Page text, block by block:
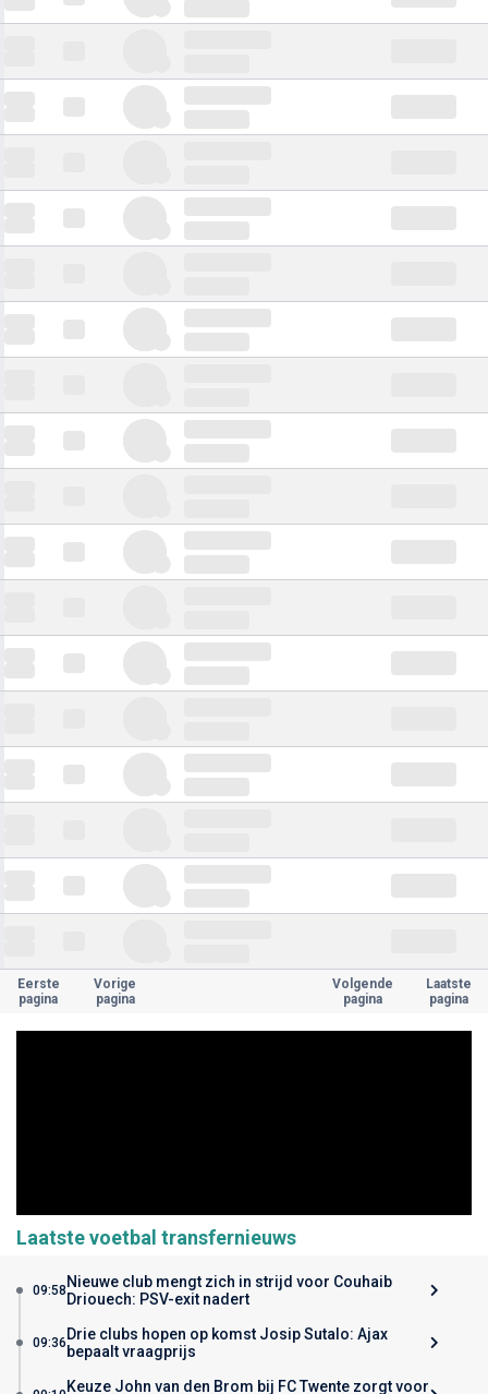
Eerste
pagina
Vorige
pagina
Volgende
pagina
Laatste
pagina
Laatste voetbal transfernieuws
09:58 Nieuwe club mengt zich in strijd voor Couhaib
Driouech: PSV-exit nadert
09:36 Drie clubs hopen op komst Josip Sutalo: Ajax
bepaalt vraagprijs
Keuze John van den Brom bij FC Twente zorgt voor